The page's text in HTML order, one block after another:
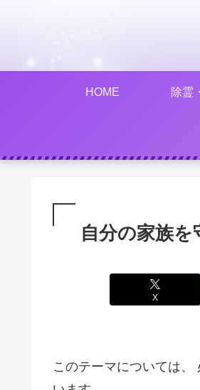
HOME 除霊
自分の家族
X
このテーマについては、